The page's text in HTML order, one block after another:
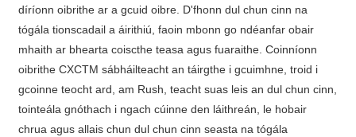
díríonn oibrithe ar a gcuid oibre. D'fhonn dul chun cinn na
tógála tionscadail a áirithiú, faoin mbonn go ndéanfar obair
mhaith ar bhearta coiscthe teasa agus fuaraithe. Coinníonn
oibrithe CXCTM sábháilteacht an táirgthe i gcuimhne, troid i
gcoinne teocht ard, am Rush, teacht suas leis an dul chun cinn,
tointeála gnóthach i ngach cúinne den láithreán, le hobair
chrua agus allais chun dul chun cinn seasta na tógála